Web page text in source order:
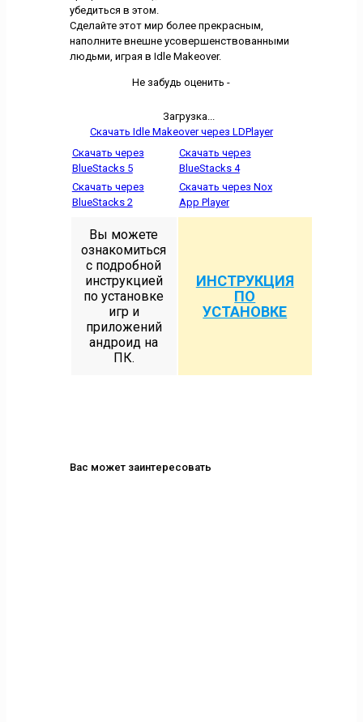
убедиться в этом.
Сделайте этот мир более прекрасным,
наполните внешне усовершенствованными
людьми, играя в Idle Makeover.
Не забудь оценить -
Загрузка...
Скачать Idle Makeover через LDPlayer
Скачать через
BlueStacks 5
Скачать через
BlueStacks 4
Скачать через
BlueStacks 2
Скачать через Nox
App Player
Вы можете
ознакомиться
с подробной
инструкцией
по установке
игр и
приложений
андроид на
ПК.
ИНСТРУКЦИЯ
ПО
УСТАНОВКЕ
Вас может заинтересовать